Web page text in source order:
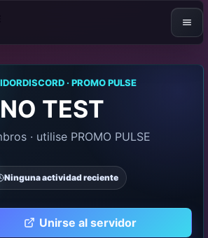
· PROMO PULSE
TEST
· utilise PROMO PULSE
Ninguna actividad reciente
servidor
Unirse al servidor